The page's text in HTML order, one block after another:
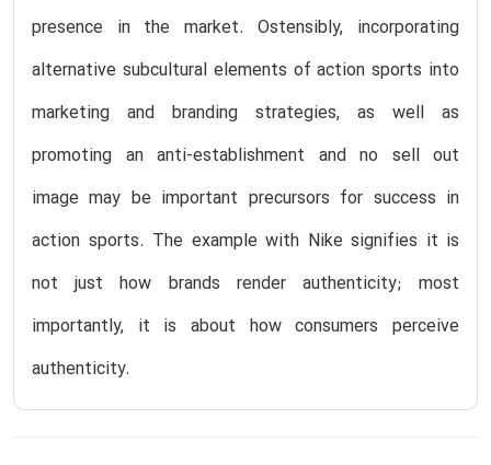
presence in the market. Ostensibly, incorporating
alternative subcultural elements of action sports into
marketing and branding strategies, as well as
promoting an anti-establishment and no sell out
image may be important precursors for success in
action sports. The example with Nike signifies it is
not just how brands render authenticity; most
importantly, it is about how consumers perceive
authenticity.